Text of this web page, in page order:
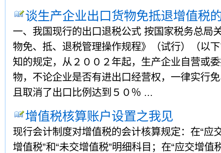
谈生产企业出口货物免抵退增值税
一、我国现行的出口退税公式 按国家税务总局
物免、抵、退税管理操作规程》（试行）（以
知的规定，从２００２年起，生产企业自营或
物，不论企业是否有进出口经营权，一律实行
且取消了出口比例达到５０％ ...
增值税核算账户设置之我见
现行会计制度对增值税的会计核算规定：在“应
增值税”和“未交增值税”明细科目；在“应交增值